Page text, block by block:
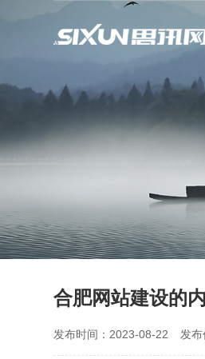
合肥网站建设的
发布时间：2023-08-22 发